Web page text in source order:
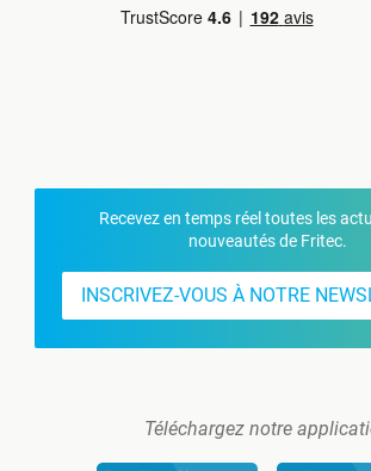
Recevez en temps réel toutes les
nouveautés de Fritec.
INSCRIVEZ-VOUS À NOTRE
Téléchargez notre